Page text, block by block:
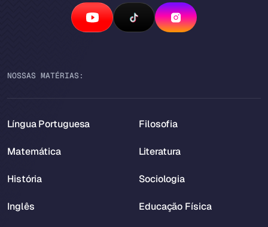
NOSSAS MATÉRIAS:
Língua Portuguesa
Matemática
História
Inglês
Filosofia
Literatura
Sociologia
Educação Física